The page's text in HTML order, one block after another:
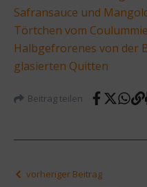
Safransauce und
Törtchen vom
Halbgefrorenes von der
glasierten Quitten
Beitrag teilen
vorheriger Beitrag